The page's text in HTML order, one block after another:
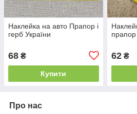
Наклейка на авто Прапор і
герб України
68 ₴
Купити
прапор
62₴
Про нас